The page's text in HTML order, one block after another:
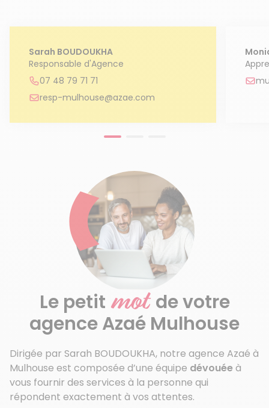
Sarah BOUDOUKHA
Responsable d'Agence
07 48 79 71 71
resp-mulhouse@azae.com
Le petit mot de votre
agence Azaé Mulhouse
Dirigée par Sarah BOUDOUKHA, notre agence Azaé à
Mulhouse est composée d’une équipe dévouée à
vous fournir des services à la personne qui
répondent exactement à vos attentes.